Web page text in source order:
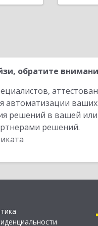
обратите
автоматизации ваших
решений в вашей
решений.